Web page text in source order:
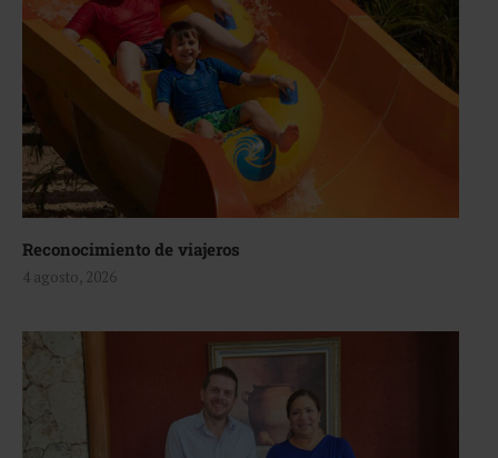
Reconocimiento de viajeros
4 agosto, 2026